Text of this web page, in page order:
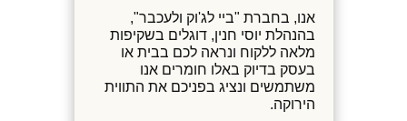
אנו, בחברת "ביי לג'וק ולעכבר",
בהנהלת יוסי חנין, דוגלים בשקיפות
מלאה ללקוח ונראה לכם בבית או
בעסק בדיוק באלו חומרים אנו
משתמשים ונציג בפניכם את התווית
הירוקה.